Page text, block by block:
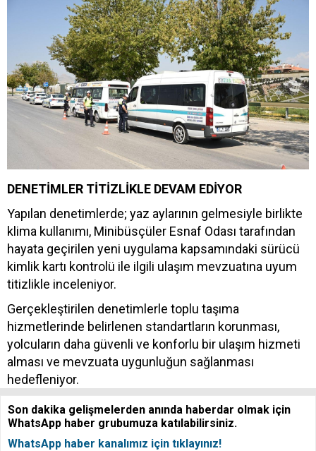
DENETİMLER TİTİZLİKLE DEVAM EDİYOR
Yapılan denetimlerde; yaz aylarının gelmesiyle birlikte
klima kullanımı, Minibüsçüler Esnaf Odası tarafından
hayata geçirilen yeni uygulama kapsamındaki sürücü
kimlik kartı kontrolü ile ilgili ulaşım mevzuatına uyum
titizlikle inceleniyor.
Gerçekleştirilen denetimlerle toplu taşıma
hizmetlerinde belirlenen standartların korunması,
yolcuların daha güvenli ve konforlu bir ulaşım hizmeti
alması ve mevzuata uygunluğun sağlanması
hedefleniyor.
Son dakika gelişmelerden anında haberdar olmak için
WhatsApp haber grubumuza katılabilirsiniz.
WhatsApp haber kanalımız için tıklayınız!